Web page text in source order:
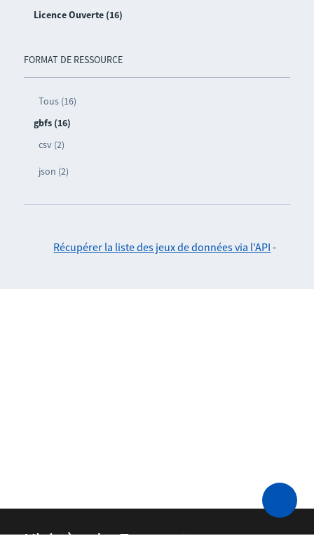
Licence Ouverte (16)
FORMAT DE RESSOURCE
Tous (16)
gbfs (16)
csv (2)
json (2)
Récupérer la liste des jeux de données via l'API -
Ministère des Transports